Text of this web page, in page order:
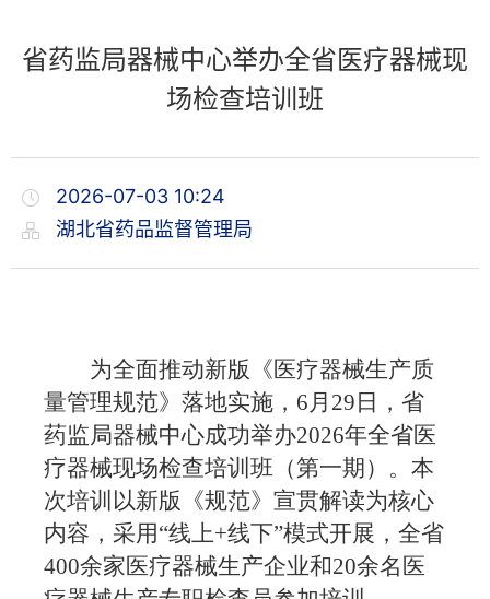
省药监局器械中心举办全省医疗器械现
场检查培训班
2026-07-03 10:24
湖北省药品监督管理局
为全面推动新版《医疗器械生产质
量管理规范》落地实施，6月29日，省
药监局器械中心成功举办2026年全省医
疗器械现场检查培训班（第一期）。本
次培训以新版《规范》宣贯解读为核心
内容，采用“线上+线下”模式开展，全省
400余家医疗器械生产企业和20余名医